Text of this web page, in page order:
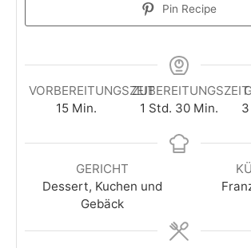
Pin Recipe
VORBEREITUNGSZEIT
15 Min.
ZUBEREITUNGSZEIT
1 Std. 30 Min.
3
GERICHT
Dessert, Kuchen und
Gebäck